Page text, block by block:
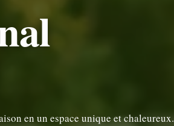
en un espace unique et chaleureux.